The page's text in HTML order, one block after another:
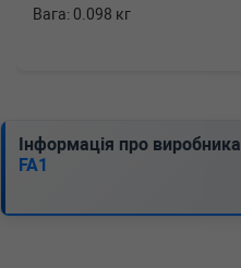
Вага: 0.098 кг
Інформація про виробника
FA1